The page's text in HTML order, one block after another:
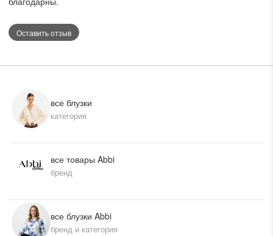
Оставить отзыв
все блузки
категория
все товары Abbi
бренд
все блузки Abbi
бренд и категория